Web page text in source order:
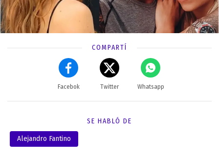
COMPARTÍ
Facebok Twitter Whatsapp
SE HABLÓ DE
Alejandro Fantino